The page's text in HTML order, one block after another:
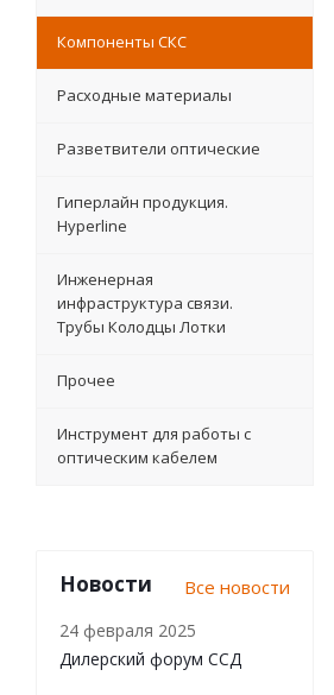
Компоненты СКС
Расходные материалы
Разветвители оптические
Гиперлайн продукция.
Hyperline
Инженерная
инфраструктура связи.
Трубы Колодцы Лотки
Прочее
Инструмент для работы с
оптическим кабелем
Новости Все новости
24 февраля 2025
Дилерский форум ССД